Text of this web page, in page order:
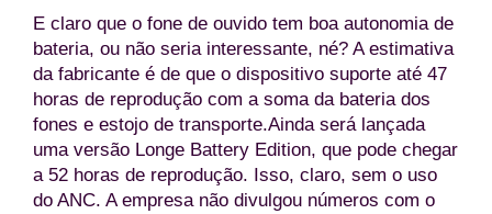
E claro que o fone de ouvido tem boa autonomia de
bateria, ou não seria interessante, né? A estimativa
da fabricante é de que o dispositivo suporte até 47
horas de reprodução com a soma da bateria dos
fones e estojo de transporte.Ainda será lançada
uma versão Longe Battery Edition, que pode chegar
a 52 horas de reprodução. Isso, claro, sem o uso
do ANC. A empresa não divulgou números com o